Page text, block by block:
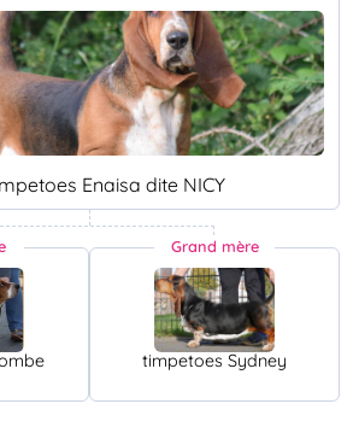
Enaisa dite NICY
Grand mère
timpetoes Sydney